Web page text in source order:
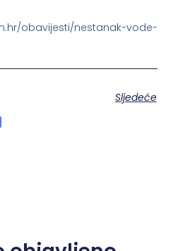
obavijesti/nestanak-vode-
Sljedeće